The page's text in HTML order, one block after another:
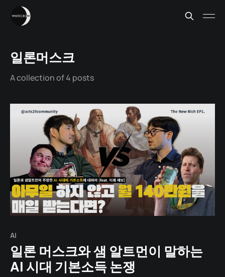
일론머스크
A collection of 4 posts
AI
일론 머스크와 샘 알트먼이 말하는
AI 시대 기본소득 논쟁